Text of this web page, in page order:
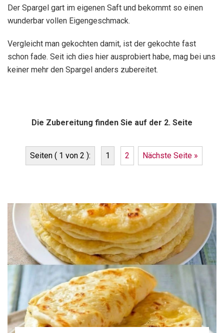
Der Spargel gart im eigenen Saft und bekommt so einen
wunderbar vollen Eigengeschmack.
Vergleicht man gekochten damit, ist der gekochte fast
schon fade. Seit ich dies hier ausprobiert habe, mag bei uns
keiner mehr den Spargel anders zubereitet.
Die Zubereitung finden Sie auf der 2. Seite
Seiten ( 1 von 2 ): 1 2 Nächste Seite »